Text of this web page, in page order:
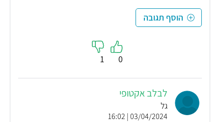
הוסף תגובה
0
1
לבלב אקטופי
גל
03/04/2024 | 16:02